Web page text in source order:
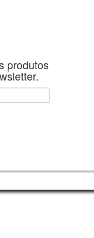
produtos